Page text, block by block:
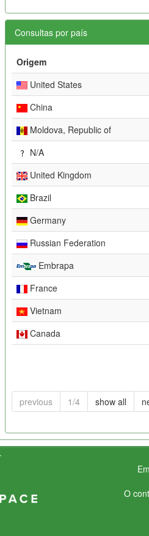
Consultas por país
Origem
United States
China
Moldova, Republic of
N/A
United Kingdom
Brazil
Germany
Russian Federation
Embrapa
France
Vietnam
Canada
previous 1/4 show all
O